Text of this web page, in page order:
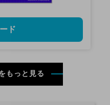
ド
もっと見る